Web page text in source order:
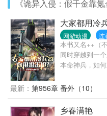
《诡异入侵：假千金靠
大家都用冷
网游动漫 连
本书又名++（
同时穿越到一
本命神兵，如
风发现，自己
之鹰、巴雷特
神魔降临，所
最新： 第956章 番外（10）
乡春满艳